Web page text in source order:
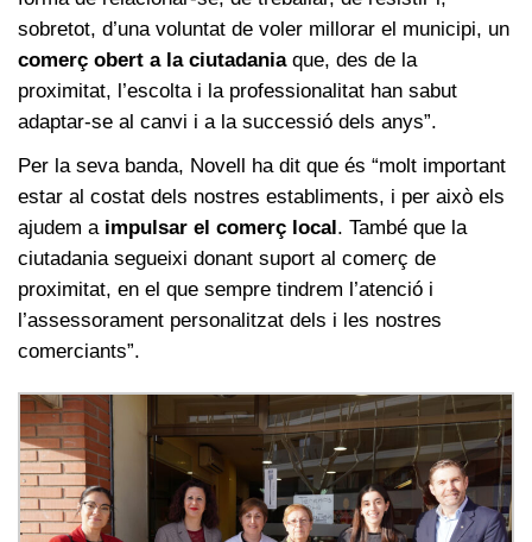
sobretot, d’una voluntat de voler millorar el municipi, un
comerç obert a la ciutadaniaque, des de la
proximitat, l’escolta i la professionalitat han sabut
adaptar-se al canvi i a la successió dels anys”.
Per la seva banda, Novell ha dit que és “molt important
estar al costat dels nostres establiments, i per això els
ajudem a impulsar el comerç local. També que la
ciutadania segueixi donant suport al comerç de
proximitat, en el que sempre tindrem l’atenció i
l’assessorament personalitzat dels i les nostres
comerciants”.